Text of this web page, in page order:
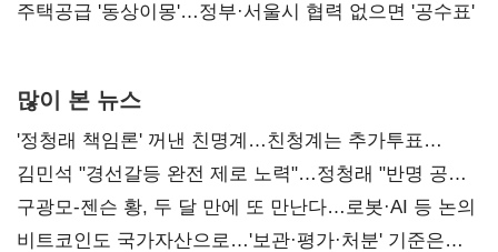
진실 밝혀야"
주택공급 '동상이몽'…정부·서울시 협력 없으면 '공수표'
많이 본 뉴스
'정청래 책임론' 꺼낸 친명계…친청계는 추가투표
때리기
김민석 "경선갈등 완전 제로 노력"…정청래 "반명 공세
사과부터"
구광모-젠슨 황, 두 달 만에 또 만난다…로봇·AI 등 논의
비트코인도 국가자산으로…'보관·평가·처분' 기준은